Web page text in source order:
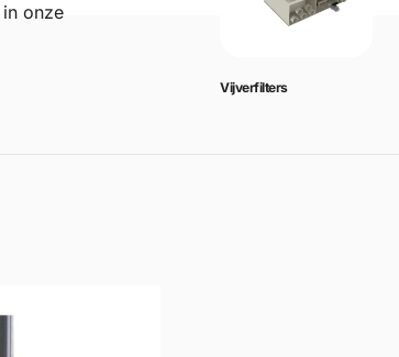
onze
Vijverfilters